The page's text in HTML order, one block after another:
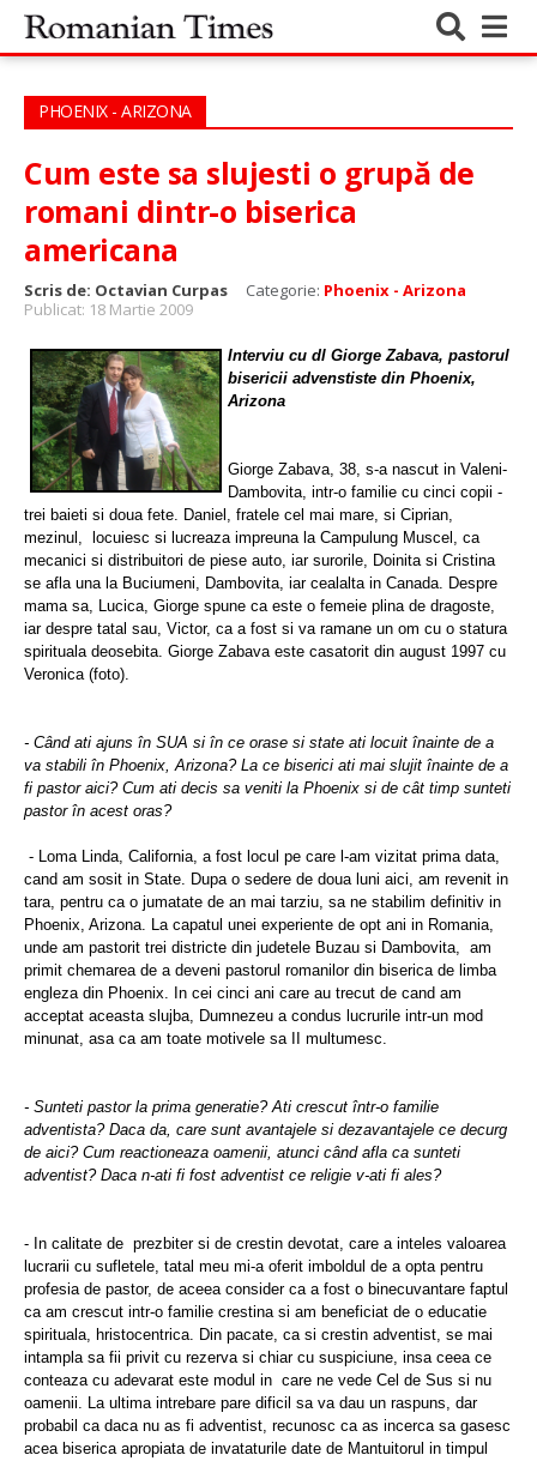
PHOENIX - ARIZONA
Cum este sa slujesti o grupă de
romani dintr-o biserica
americana
Scris de: Octavian Curpas Categorie: Phoenix - Arizona
Publicat: 18 Martie 2009
Interviu cu dl Giorge Zabava, pastorul
bisericii advenstiste din Phoenix,
Arizona
Giorge Zabava, 38, s-a nascut in Valeni-
Dambovita, intr-o familie cu cinci copii -
trei baieti si doua fete. Daniel, fratele cel mai mare, si Ciprian,
mezinul,
locuiesc si lucreaza impreuna la Campulung Muscel, ca
mecanici si distribuitori de piese auto, iar surorile, Doinita si Cristina
se afla una la Buciumeni, Dambovita, iar cealalta in Canada. Despre
mama sa, Lucica, Giorge spune ca este o femeie plina de dragoste,
iar despre tatal sau, Victor, ca a fost si va ramane un om cu o statura
spirituala deosebita. Giorge Zabava este casatorit din august 1997 cu
Veronica (foto).
- Când ati ajuns în SUA si în ce orase si state ati locuit înainte de a
va stabili în Phoenix, Arizona? La ce biserici ati mai slujit înainte de a
fi pastor aici? Cum ati decis sa veniti la Phoenix si de cât timp sunteti
pastor în acest oras?
- Loma Linda, California, a fost locul pe care l-am vizitat prima data,
cand am sosit in State. Dupa o sedere de doua luni aici, am revenit in
tara, pentru ca o jumatate de an mai tarziu, sa ne stabilim definitiv in
Phoenix, Arizona. La capatul unei experiente de opt ani in Romania,
unde am pastorit trei districte din judetele Buzau si Dambovita, am
primit chemarea de a deveni pastorul romanilor din biserica de limba
engleza din Phoenix. In cei cinci ani care au trecut de cand am
acceptat aceasta slujba, Dumnezeu a condus lucrurile intr-un mod
minunat, asa ca am toate motivele sa II multumesc.
- Sunteti pastor la prima generatie? Ati crescut într-o familie
adventista? Daca da, care sunt avantajele si dezavantajele ce decurg
de aici? Cum reactioneaza oamenii, atunci când afla ca sunteti
adventist? Daca n-ati fi fost adventist ce religie v-ati fi ales?
- In calitate de prezbiter si de crestin devotat, care a inteles valoarea
lucrarii cu sufletele, tatal meu mi-a oferit imboldul de a opta pentru
profesia de pastor, de aceea consider ca a fost o binecuvantare faptul
ca am crescut intr-o familie crestina si am beneficiat de o educatie
spirituala, hristocentrica. Din pacate, ca si crestin adventist, se mai
intampla sa fii privit cu rezerva si chiar cu suspiciune, insa ceea ce
conteaza cu adevarat este modul in care ne vede Cel de Sus si nu
oamenii. La ultima intrebare pare dificil sa va dau un raspuns, dar
probabil ca daca nu as fi adventist, recunosc ca as incerca sa gasesc
acea biserica apropiata de invataturile date de Mantuitorul in timpul